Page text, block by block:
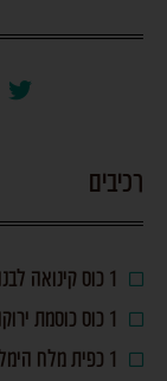
רכיבים
1 כוס קינואה לבנה
1 כוס כוסמת ירוקה
1 כפית מלח הימלאיה